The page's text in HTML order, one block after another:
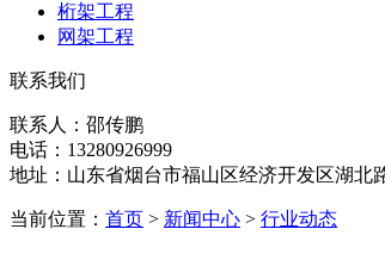
桁架工程
网架工程
联系我们
联系人：邵传鹏
电话：13280926999
地址：山东省烟台市福山区经济开发区湖北
当前位置： 首页 > 新闻中心 > 行业动态